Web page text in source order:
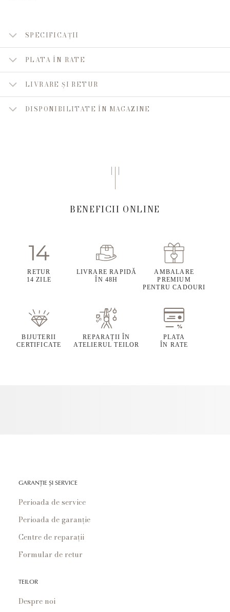
SPECIFICAȚII
PLATA ÎN RATE
LIVRARE ȘI RETUR
DISPONIBILITATE ÎN MAGAZINE
BENEFICII ONLINE
RETUR
14 ZILE
LIVRARE RAPIDĂ
ÎN 48H
AMBALARE
PREMIUM
PENTRU CADOURI
BIJUTERII
CERTIFICATE
REPARAȚII ÎN
ATELIERUL TEILOR
PLATA
ÎN RATE
GARANȚIE ȘI SERVICE
Perioada de service
Perioada de garanție
Centre de reparații
Formular de retur
TEILOR
Despre noi